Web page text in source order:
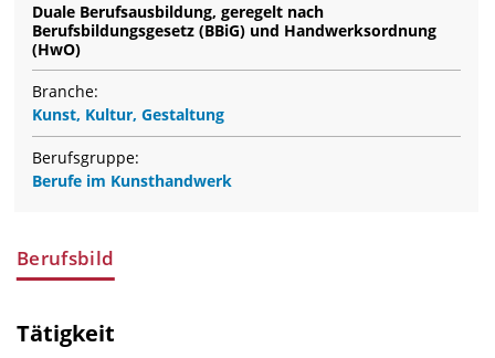
Duale Berufsausbildung, geregelt nach
Berufsbildungsgesetz (BBiG) und Handwerksordnung
(HwO)
Branche:
Kunst, Kultur, Gestaltung
Berufsgruppe:
Berufe im Kunsthandwerk
Berufsbild
Tätigkeit